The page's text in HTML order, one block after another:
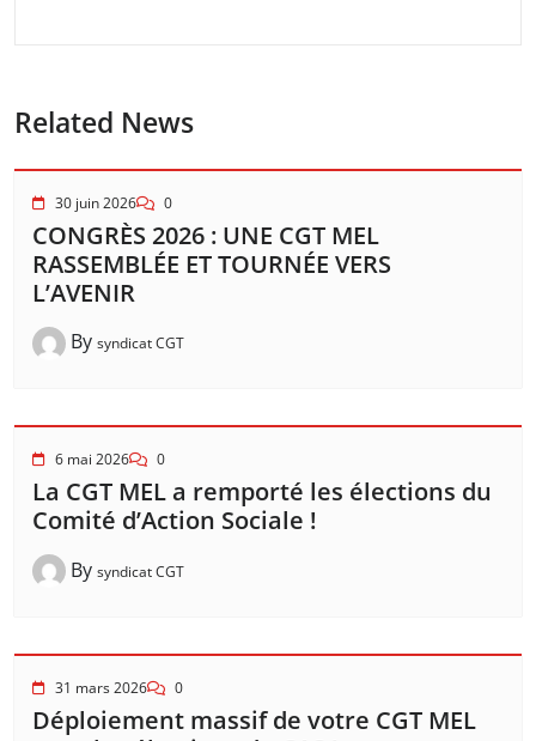
Related News
30 juin 2026 0
CONGRÈS 2026 : UNE CGT MEL
RASSEMBLÉE ET TOURNÉE VERS
L’AVENIR
By syndicat CGT
6 mai 2026 0
La CGT MEL a remporté les élections du
Comité d’Action Sociale !
By syndicat CGT
31 mars 2026 0
Déploiement massif de votre CGT MEL